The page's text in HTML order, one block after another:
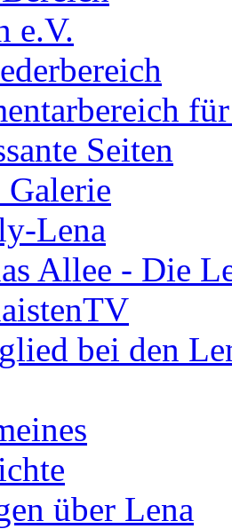
e.V.
Seiten
Galerie
Lena
Allee - Die
bei den
über Lena